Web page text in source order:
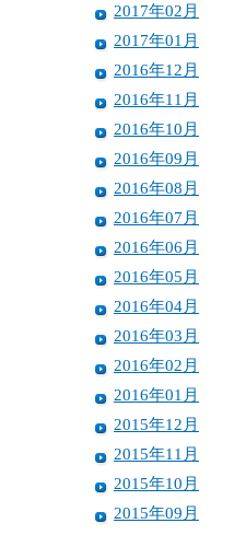
2017年02月
2017年01月
2016年12月
2016年11月
2016年10月
2016年09月
2016年08月
2016年07月
2016年06月
2016年05月
2016年04月
2016年03月
2016年02月
2016年01月
2015年12月
2015年11月
2015年10月
2015年09月